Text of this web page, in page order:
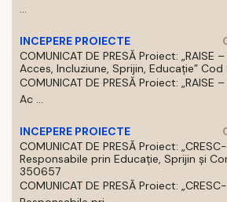
...
INCEPERE PROIECTE
COMUNICAT DE PRESĂ Proiect: „RAISE
Acces, Incluziune, Sprijin, Educație”
COMUNICAT DE PRESĂ Proiect: „RAISE
Ac ...
INCEPERE PROIECTE
COMUNICAT DE PRESĂ Proiect:
Responsabile prin Educație, Sprijin și
350657
COMUNICAT DE PRESĂ Proiect: